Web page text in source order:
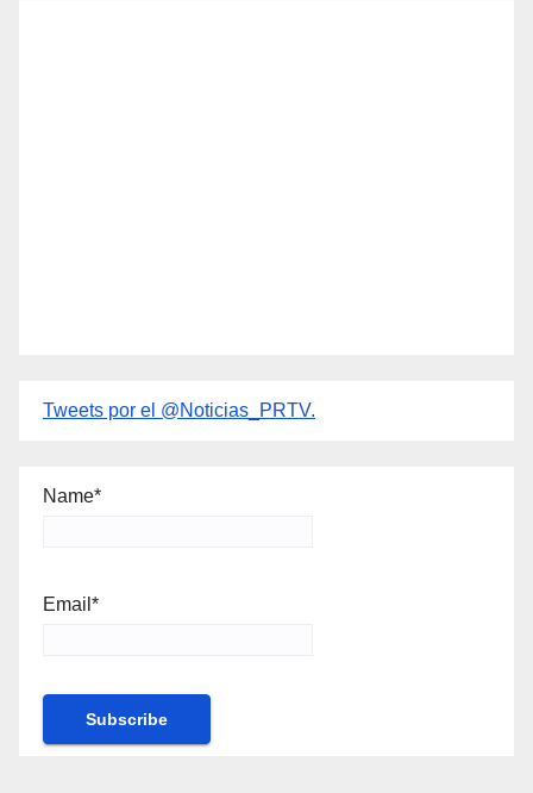
Tweets por el @Noticias_PRTV.
Name*
Email*